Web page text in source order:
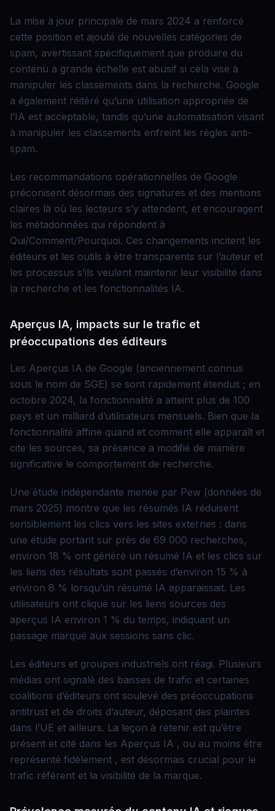
La mise à jour principale de mars 2024 a renforcé
cette position et ajouté de nouvelles catégories de
spam, avertissant spécifiquement que produire du
contenu à grande échelle est abusif si cela vise à
manipuler les classements dans la recherche. Google
a également réitéré qu’une utilisation appropriée de
l’IA est acceptable, tandis qu’une automatisation visant
à manipuler les classements enfreint les règles anti-
spam.
Les recommandations opérationnelles de Google
préconisent désormais des signatures et des mentions
claires là où les lecteurs s’y attendent, et encouragent
les métadonnées qui répondent à
Qui/Comment/Pourquoi. Ces changements incitent les
éditeurs et les outils à être transparents sur l’auteur et
les processus s’ils veulent maintenir leur visibilité dans
la recherche et les fonctionnalités IA.
Aperçus IA, impacts sur le trafic et
préoccupations des éditeurs
Les Aperçus IA de Google (anciennement connus
sous le nom de SGE) se sont rapidement étendus ; en
octobre 2024, la fonctionnalité a atteint plus de 100
pays et un milliard d’utilisateurs mensuels. Bien que la
fonctionnalité affine quand et comment elle apparaît et
cite les sources, sa présence a modifié de manière
significative le comportement de recherche.
Une étude indépendante menée par Pew (données de
mars 2025) montre que les résumés IA réduisent
sensiblement les clics vers les sites externes : dans
une étude portant sur près de 69 000 recherches,
environ 18 % ont généré un résumé IA et les clics sur
les liens des résultats sont passés d’environ 15 % à
environ 8 % lorsqu’un résumé IA apparaissait. Les
utilisateurs ont cliqué sur les liens sources des
aperçus IA environ 1 % du temps, indiquant un
passage marqué aux sessions sans clic.
Les éditeurs et groupes industriels ont réagi. Plusieurs
médias ont signalé des baisses de trafic et certaines
coalitions d’éditeurs ont soulevé des préoccupations
antitrust et de droits d’auteur, déposant des plaintes
dans l’UE et ailleurs. La leçon à retenir est qu’être
présent et cité dans les Aperçus IA , ou au moins être
représenté fidèlement , est désormais crucial pour le
trafic référent et la visibilité de la marque.